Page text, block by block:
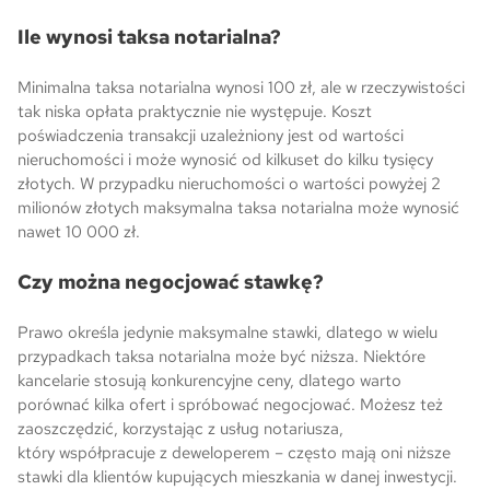
Ile wynosi taksa notarialna?
Minimalna taksa notarialna wynosi 100 zł, ale w rzeczywistości
tak niska opłata praktycznie nie występuje. Koszt
poświadczenia transakcji uzależniony jest od wartości
nieruchomości i może wynosić od kilkuset do kilku tysięcy
złotych. W przypadku nieruchomości o wartości powyżej 2
milionów złotych maksymalna taksa notarialna może wynosić
nawet 10 000 zł.
Czy można negocjować stawkę?
Prawo określa jedynie maksymalne stawki, dlatego w wielu
przypadkach taksa notarialna może być niższa. Niektóre
kancelarie stosują konkurencyjne ceny, dlatego warto
porównać kilka ofert i spróbować negocjować. Możesz też
zaoszczędzić, korzystając z usług notariusza,
który współpracuje z deweloperem – często mają oni niższe
stawki dla klientów kupujących mieszkania w danej inwestycji.